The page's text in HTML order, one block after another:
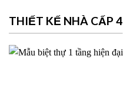
THIẾT KẾ NHÀ CẤP 4